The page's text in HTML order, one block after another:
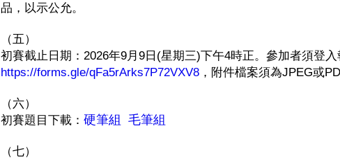
品，以示公允。
（五）
初賽截止日期：2026年9月9日(星期三)下午4時正。參加者須登入
https://forms.gle/qFa5rArks7P72VXV8 ，附件檔案須為JPEG或
（六）
初賽題目下載： 硬筆組 毛筆組
（七）